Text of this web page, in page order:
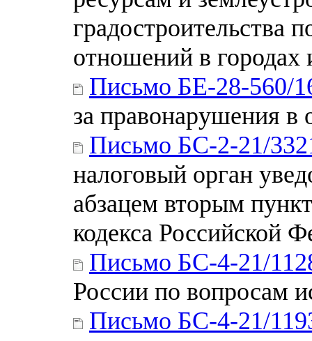
градостроительства
отношений в
Письмо БЕ-28-560/
за правонарушения в
Письмо БС-2-21/
налоговый орган
абзацем вторым
кодекса Российской
Письмо БС-4-21/
России по вопросам
Письмо БС-4-21/